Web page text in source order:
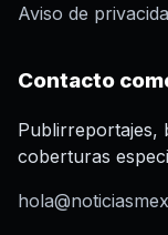
Aviso de
Contacto
Publirreportajes,
coberturas